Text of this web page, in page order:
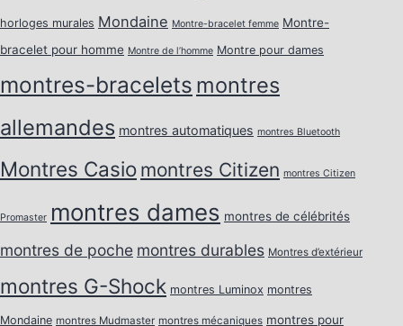
horloges murales Mondaine Montre-bracelet femme Montre-
bracelet pour homme Montre de l’homme Montre pour dames
montres-bracelets montres
allemandes montres automatiques montres Bluetooth
Montres Casio montres Citizen montres Citizen
Promaster montres dames montres de célébrités
montres de poche montres durables Montres d’extérieur
montres G-Shock montres Luminox montres
Mondaine montres Mudmaster montres mécaniques montres pour